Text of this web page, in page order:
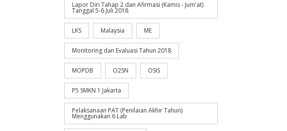
Lapor Diri Tahap 2 dan Afirmasi (Kamis - Jum'at)
Tanggal 5-6 Juli 2018
LKS Malaysia ME
Monitoring dan Evaluasi Tahun 2018
MOPDB O2SN OSIS
P5 SMKN 1 Jakarta
Pelaksanaan PAT (Penilaian Akhir Tahun)
Menggunakan 6 Lab